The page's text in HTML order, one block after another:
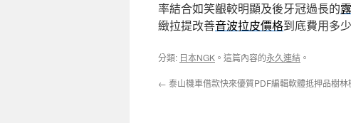
率結合如笑齦較明顯及後牙冠過長的
緻拉提改善音波拉皮價格到底費用多
分類: 日本NGK 。這篇內容的永久連結 。
← 泰山機車借款快來優質PDF編輯軟體抵押品樹林